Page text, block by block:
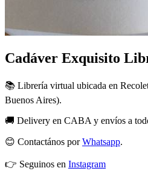
Cadáver Exquisito
📚 Librería virtual ubicada en
Buenos Aires).
🚚 Delivery en CABA y envíos a
😊 Contactános porWhatsapp.
👉 Seguinos en Instagram